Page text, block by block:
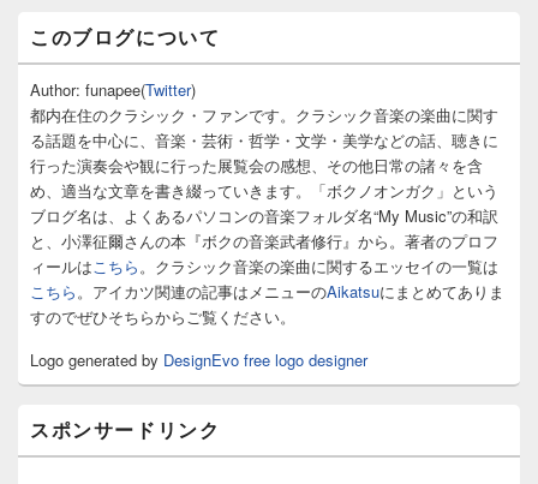
ン
サ
イ
バ
ー
ウ
ィ
ト
エ
ア
このブログについて
Author: funapee(Twitter)
都内在住のクラシック・ファンです。クラシック音楽の楽曲に関す
る話題を中心に、音楽・芸術・哲学・文学・美学などの話、聴きに
行った演奏会や観に行った展覧会の感想、その他日常の諸々を含
め、適当な文章を書き綴っていきます。「ボクノオンガク」という
ブログ名は、よくあるパソコンの音楽フォルダ名“My Music”の和訳
と、小澤征爾さんの本『ボクの音楽武者修行』から。著者のプロフ
ィールは こちら 。クラシック音楽の楽曲に関するエッセイの一覧は
こちら 。アイカツ関連の記事はメニューのAikatsuにまとめてありま
すのでぜひそちらからご覧ください。
Logo generated by DesignEvo free logo designer
スポンサードリンク